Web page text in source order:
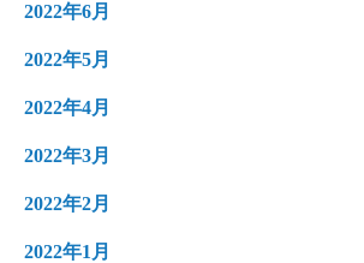
2022年6月
2022年5月
2022年4月
2022年3月
2022年2月
2022年1月